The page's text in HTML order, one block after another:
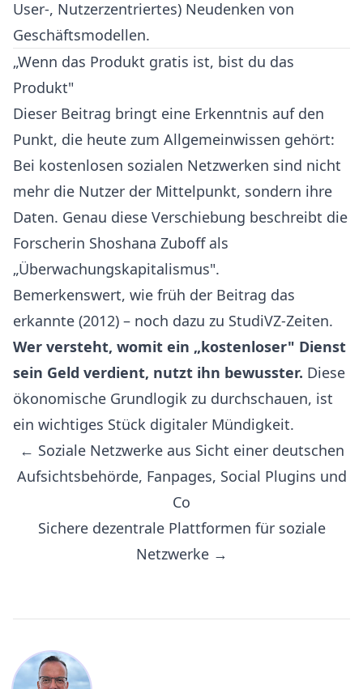
User-, Nutzerzentriertes) Neudenken von
Geschäftsmodellen.
„Wenn das Produkt gratis ist, bist du das
Produkt"
Dieser Beitrag bringt eine Erkenntnis auf den
Punkt, die heute zum Allgemeinwissen gehört:
Bei kostenlosen sozialen Netzwerken sind nicht
mehr die Nutzer der Mittelpunkt, sondern ihre
Daten. Genau diese Verschiebung beschreibt die
Forscherin Shoshana Zuboff als
„Überwachungskapitalismus".
Bemerkenswert, wie früh der Beitrag das
erkannte (2012) – noch dazu zu StudiVZ-Zeiten.
Wer versteht, womit ein „kostenloser" Dienst
sein Geld verdient, nutzt ihn bewusster. Diese
ökonomische Grundlogik zu durchschauen, ist
ein wichtiges Stück digitaler Mündigkeit.
← Soziale Netzwerke aus Sicht einer deutschen
Aufsichtsbehörde, Fanpages, Social Plugins und
Co
Sichere dezentrale Plattformen für soziale
Netzwerke →